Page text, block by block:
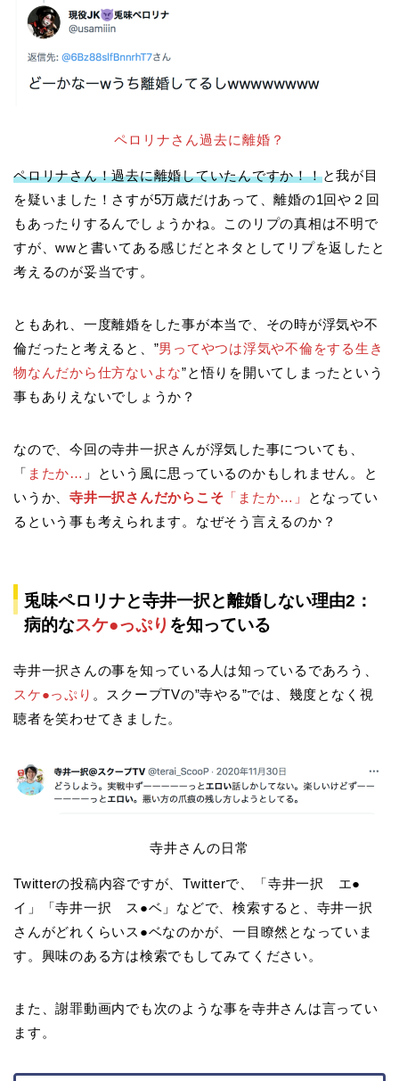
ペロリナさん過去に離婚？
ペロリナさん！過去に離婚していたんですか！！と我が目
を疑いました！さすが5万歳だけあって、離婚の1回や２回
もあったりするんでしょうかね。このリプの真相は不明で
すが、wwと書いてある感じだとネタとしてリプを返したと
考えるのが妥当です。
ともあれ、一度離婚をした事が本当で、その時が浮気や不
倫だったと考えると、”男ってやつは浮気や不倫をする生き
物なんだから仕方ないよな”と悟りを開いてしまったという
事もありえないでしょうか？
なので、今回の寺井一択さんが浮気した事についても、
「 またか… 」という風に思っているのかもしれません。と
いうか、寺井一択さんだからこそ 「またか…」
となってい
るという事も考えられます。なぜそう言えるのか？
兎味ペロリナと寺井一択と離婚しない理由2：
病的なスケ●っぷり を知っている
寺井一択さんの事を知っている人は知っているであろう、
スケ●っぷり 。スクープTVの”寺やる”では、幾度となく視
聴者を笑わせてきました。
寺井さんの日常
Twitterの投稿内容ですが、Twitterで、「寺井一択 エ●
イ」「寺井一択 ス●ベ」などで、検索すると、寺井一択
さんがどれくらいス●ベなのかが、一目瞭然となっていま
す。興味のある方は検索でもしてみてください。
また、謝罪動画内でも次のような事を寺井さんは言ってい
ます。